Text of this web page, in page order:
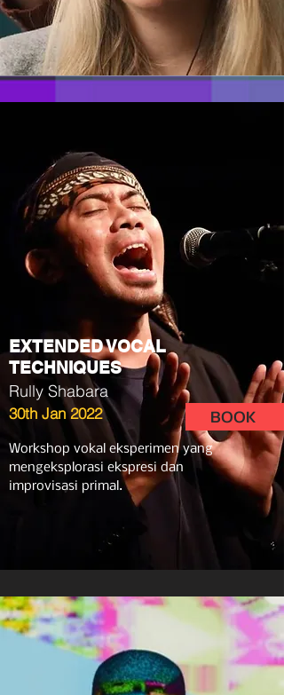
EXTENDED VOCAL
TECHNIQUES
Rully Shabara
30th Jan 2022
Workshop vokal eksperimen yang
mengeksplorasi ekspresi dan
improvisasi primal.
BOOK